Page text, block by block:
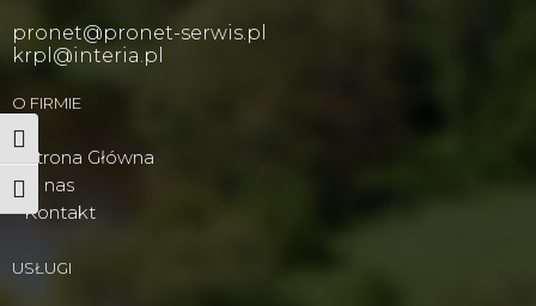
Wysoki kontrast
Powiększ tekst
pronet@pronet-serwis.pl
krpl@interia.pl
O FIRMIE
Strona Główna
O nas
Kontakt
USŁUGI